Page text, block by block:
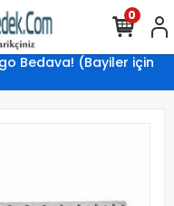
Bedava! (Bayiler için
0